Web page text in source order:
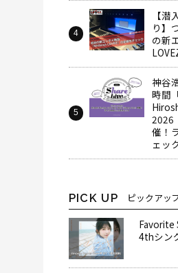
【
り】
の新
神谷
時間
2026
催！
ェッ
PICK UP ピックアッ
Favorite
4thシン